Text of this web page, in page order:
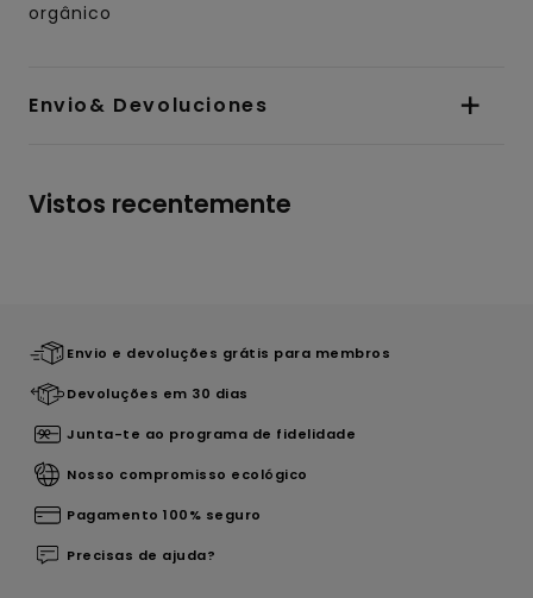
orgânico
Envio& Devoluciones
Vistos recentemente
Envio e devoluções grátis para membros
Devoluções em 30 dias
Junta-te ao programa de fidelidade
Nosso compromisso ecológico
Pagamento 100% seguro
Precisas de ajuda?